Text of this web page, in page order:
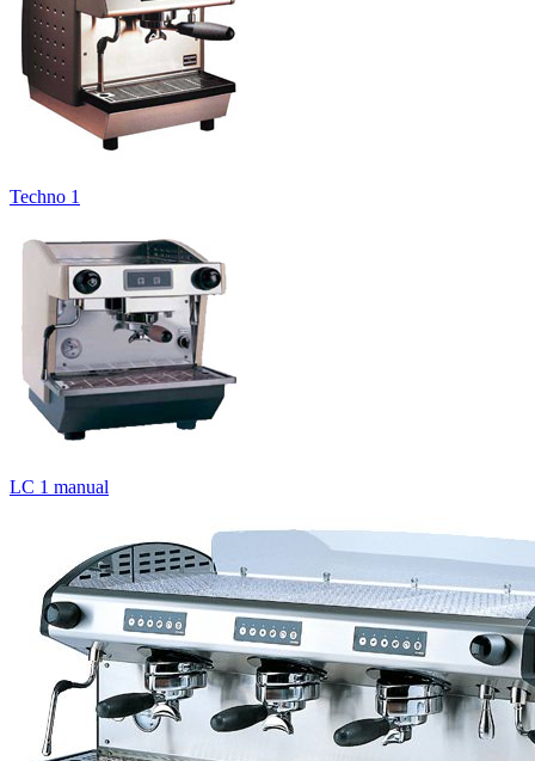
Techno 1
LC 1 manual